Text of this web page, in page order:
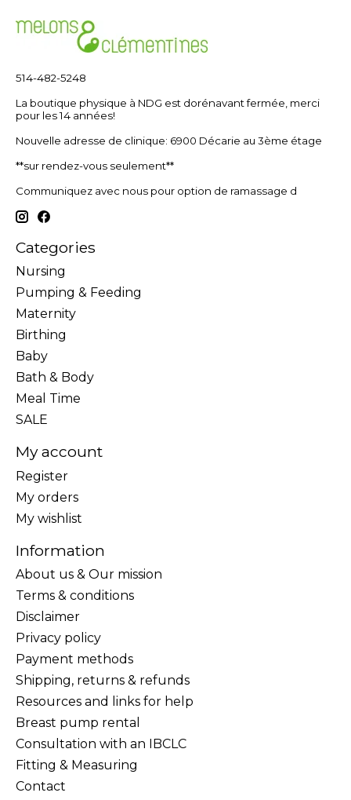
514-482-5248
La boutique physique à NDG est dorénavant fermée, merci
pour les 14 années!
Nouvelle adresse de clinique: 6900 Décarie au 3ème étage
**sur rendez-vous seulement**
Communiquez avec nous pour option de ramassage d
Categories
Nursing
Pumping & Feeding
Maternity
Birthing
Baby
Bath & Body
Meal Time
SALE
My account
Register
My orders
My wishlist
Information
About us & Our mission
Terms & conditions
Disclaimer
Privacy policy
Payment methods
Shipping, returns & refunds
Resources and links for help
Breast pump rental
Consultation with an IBCLC
Fitting & Measuring
Contact